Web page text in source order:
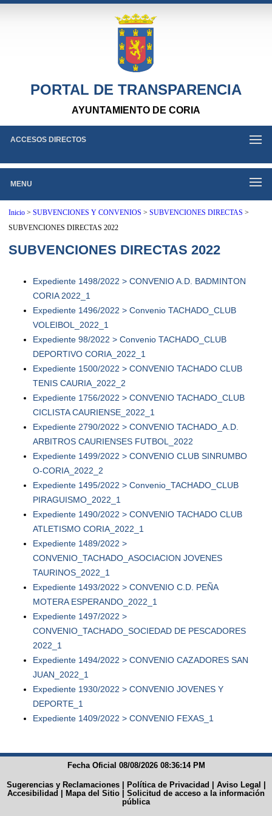
PORTAL DE TRANSPARENCIA
AYUNTAMIENTO DE CORIA
ACCESOS DIRECTOS
MENU
Inicio >SUBVENCIONES Y CONVENIOS >SUBVENCIONES DIRECTAS >
SUBVENCIONES DIRECTAS 2022
SUBVENCIONES DIRECTAS 2022
Expediente 1498/2022 > CONVENIO A.D. BADMINTON
CORIA 2022_1
Expediente 1496/2022 > Convenio TACHADO_CLUB
VOLEIBOL_2022_1
Expediente 98/2022 > Convenio TACHADO_CLUB
DEPORTIVO CORIA_2022_1
Expediente 1500/2022 > CONVENIO TACHADO CLUB
TENIS CAURIA_2022_2
Expediente 1756/2022 > CONVENIO TACHADO_CLUB
CICLISTA CAURIENSE_2022_1
Expediente 2790/2022 > CONVENIO TACHADO_A.D.
ARBITROS CAURIENSES FUTBOL_2022
Expediente 1499/2022 > CONVENIO CLUB SINRUMBO
O-CORIA_2022_2
Expediente 1495/2022 > Convenio_TACHADO_CLUB
PIRAGUISMO_2022_1
Expediente 1490/2022 > CONVENIO TACHADO CLUB
ATLETISMO CORIA_2022_1
Expediente 1489/2022 >
CONVENIO_TACHADO_ASOCIACION JOVENES
TAURINOS_2022_1
Expediente 1493/2022 > CONVENIO C.D. PEÑA
MOTERA ESPERANDO_2022_1
Expediente 1497/2022 >
CONVENIO_TACHADO_SOCIEDAD DE PESCADORES
2022_1
Expediente 1494/2022 > CONVENIO CAZADORES SAN
JUAN_2022_1
Expediente 1930/2022 > CONVENIO JOVENES Y
DEPORTE_1
Expediente 1409/2022 > CONVENIO FEXAS_1
Fecha Oficial 08/08/2026 08:36:14 PM
Sugerencias y Reclamaciones| Política de Privacidad Aviso Legal
Accesibilidad
Mapa del Sitio
Solicitud de acceso a la información
pública